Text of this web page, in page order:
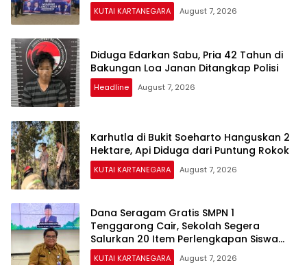
KUTAI KARTANEGARA August 7, 2026
Diduga Edarkan Sabu, Pria 42 Tahun di
Bakungan Loa Janan Ditangkap Polisi
Headline August 7, 2026
Karhutla di Bukit Soeharto Hanguskan 2
Hektare, Api Diduga dari Puntung Rokok
KUTAI KARTANEGARA August 7, 2026
Dana Seragam Gratis SMPN 1
Tenggarong Cair, Sekolah Segera
Salurkan 20 Item Perlengkapan Siswa
Baru
KUTAI KARTANEGARA August 7, 2026